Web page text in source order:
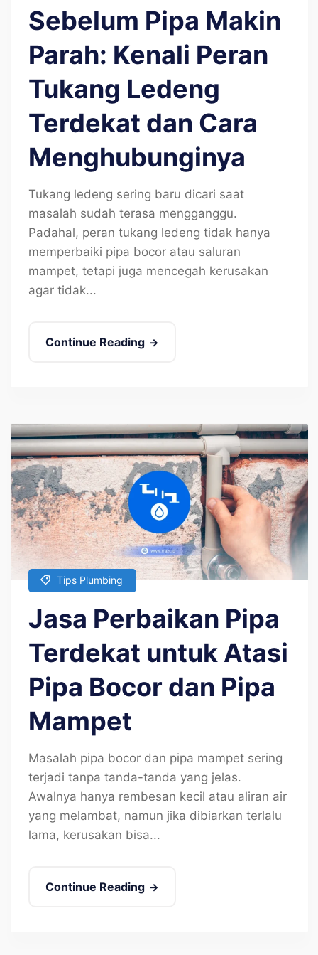
Sebelum Pipa Makin
Parah: Kenali Peran
Tukang Ledeng
Terdekat dan Cara
Menghubunginya
Tukang ledeng sering baru dicari saat
masalah sudah terasa mengganggu.
Padahal, peran tukang ledeng tidak hanya
memperbaiki pipa bocor atau saluran
mampet, tetapi juga mencegah kerusakan
agar tidak...
Continue Reading
Tips Plumbing
Jasa Perbaikan Pipa
Terdekat untuk Atasi
Pipa Bocor dan Pipa
Mampet
Masalah pipa bocor dan pipa mampet sering
terjadi tanpa tanda-tanda yang jelas.
Awalnya hanya rembesan kecil atau aliran air
yang melambat, namun jika dibiarkan terlalu
lama, kerusakan bisa...
Continue Reading